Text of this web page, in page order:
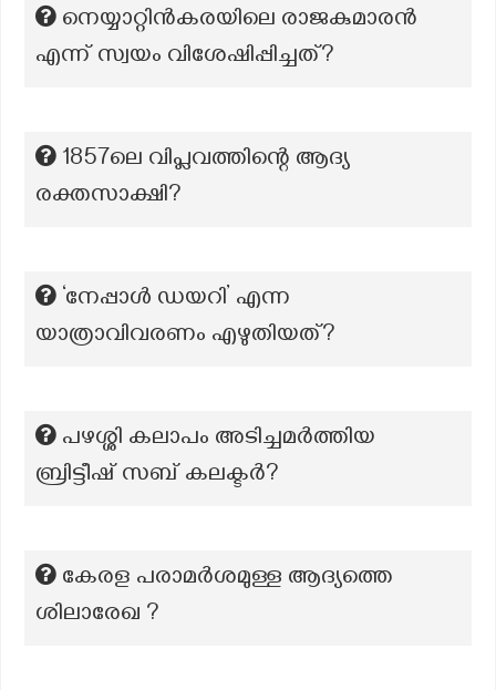
നെയ്യാറ്റിൻകരയിലെ രാജകുമാരൻ
എന്ന് സ്വയം വിശേഷിപ്പിച്ചത്?
1857ലെ വിപ്ലവത്തിന്റെ ആദ്യ
രക്തസാക്ഷി?
‘നേപ്പാൾ ഡയറി’ എന്ന
യാത്രാവിവരണം എഴുതിയത്?
പഴശ്ശി കലാപം അടിച്ചമർത്തിയ
ബ്രിട്ടീഷ് സബ് കലക്ടർ?
കേരള പരാമർശമുള്ള ആദ്യത്തെ
ശിലാരേഖ ?